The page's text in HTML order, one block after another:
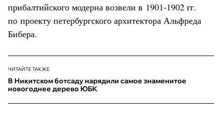
прибалтийского модерна возвели в 1901-1902 гг.
по проекту петербургского архитектора Альфреда
Бибера.
ЧИТАЙТЕ ТАКЖЕ
В Никитском ботсаду нарядили самое знаменитое
новогоднее дерево ЮБК